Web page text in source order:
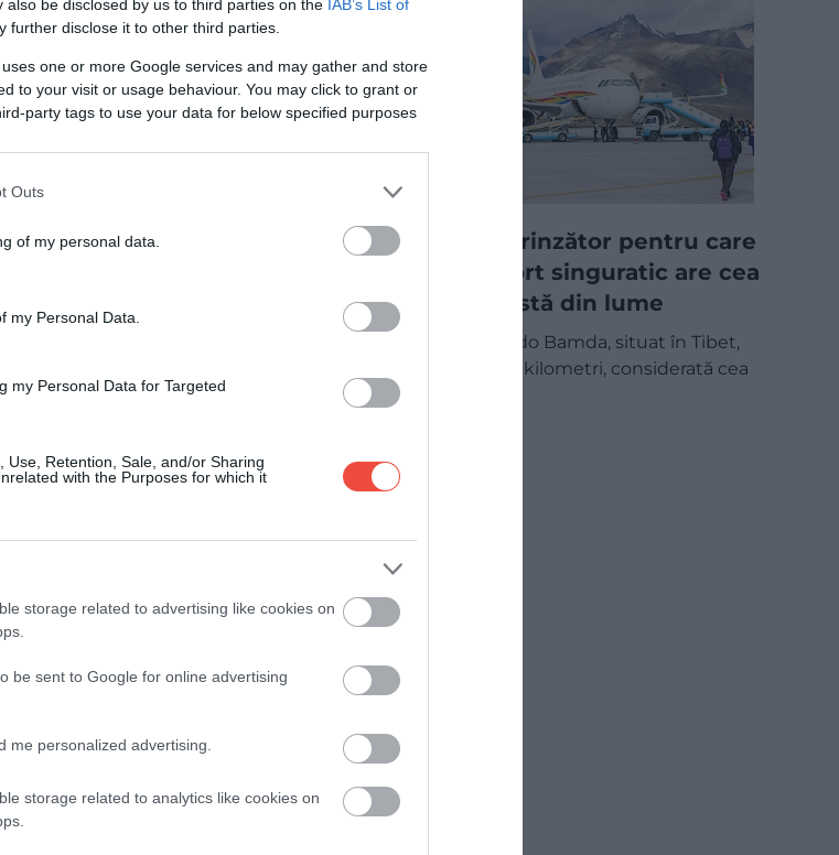
be disclosed by us to third parties on the IAB’s List of
further disclose it to other third parties.
one or more Google services and may gather and store
to your visit or usage behaviour. You may click to grant or
party tags to use your data for below specified purposes
Outs
of my personal data.
my Personal Data.
my Personal Data for Targeted
Use, Retention, Sale, and/or Sharing
with the Purposes for which it
storage related to advertising like cookies on
be sent to Google for online advertising
me personalized advertising.
storage related to analytics like cookies on
mai până la finalul lunii
cu 1 aprilie.
Motivul surprinzător pentru care
acest aeroport singuratic are cea
mai lungă pistă din lume
Aeroportul Qamdo Bamda, situat în Tibet,
are o pistă de 5,5 kilometri, considerată cea
mai lungă…